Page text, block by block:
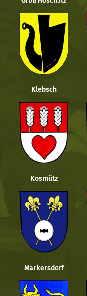
Klebsch
Kosmütz
Markersdorf